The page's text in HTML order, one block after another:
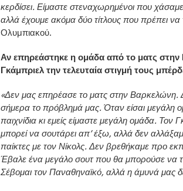
κερδίσει. Είμαστε στεναχωρημένοι που
αλλά έχουμε ακόμα δύο τίτλους που πρέπει να
Ολυμπιακού.
Αν επηρεάστηκε η ομάδα από το ματς
Γκάμπριελ την τελευταία στιγμή τους
«Δεν μας επηρέασε το ματς στην Βαρκελώνη.
σήμερα το πρόβλημά μας. Όταν είσαι μεγάλη
παιχνίδια κι εμείς είμαστε μεγάλη ομάδα. Τον
μπορεί να σουτάρει απ’ έξω, αλλά δεν αλλάξαμε
παίκτες με τον Νίκολς. Δεν βρεθήκαμε προ
Έβαλε ένα μεγάλο σουτ που θα μπορούσε να
Σέβομαι τον Παναθηναϊκό, αλλά η άμυνά μας